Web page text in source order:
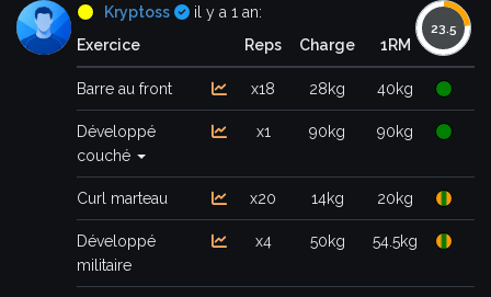
Kryptoss Certifié
il y a 1 an:
Exercice
Reps Charge 1RM
Barre au front x18 28kg 40kg
Développé
couché
x1 90kg 90kg
Curl marteau x20 14kg 20kg
Développé
militaire
x4 50kg 54.5kg